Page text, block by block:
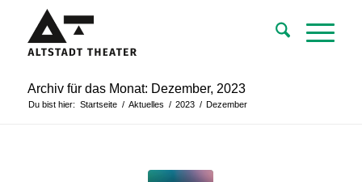
Archiv für das Monat: Dezember, 2023
Du bist hier: Startseite / Aktuelles / 2023 / Dezember